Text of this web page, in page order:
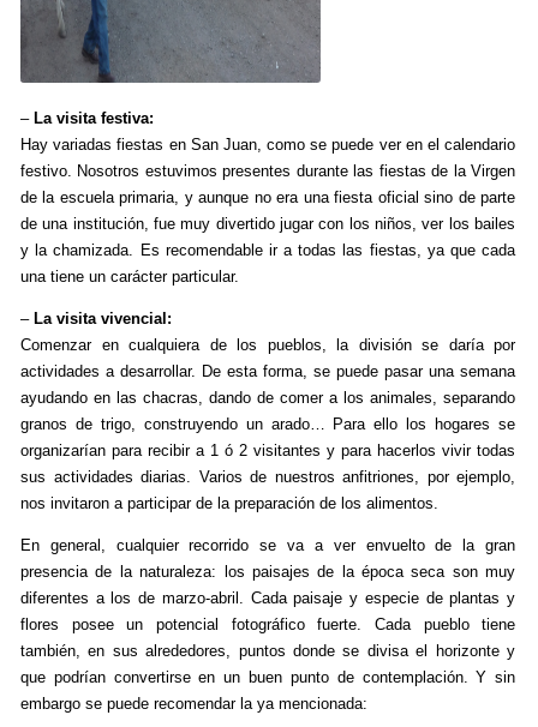
– La visita festiva:
Hay variadas fiestas en San Juan, como se puede ver en el calendario
festivo. Nosotros estuvimos presentes durante las fiestas de la Virgen
de la escuela primaria, y aunque no era una fiesta oficial sino de parte
de una institución, fue muy divertido jugar con los niños, ver los bailes
y la chamizada. Es recomendable ir a todas las fiestas, ya que cada
una tiene un carácter particular.
– La visita vivencial:
Comenzar en cualquiera de los pueblos, la división se daría por
actividades a desarrollar. De esta forma, se puede pasar una semana
ayudando en las chacras, dando de comer a los animales, separando
granos de trigo, construyendo un arado… Para ello los hogares se
organizarían para recibir a 1 ó 2 visitantes y para hacerlos vivir todas
sus actividades diarias. Varios de nuestros anfitriones, por ejemplo,
nos invitaron a participar de la preparación de los alimentos.
En general, cualquier recorrido se va a ver envuelto de la gran
presencia de la naturaleza: los paisajes de la época seca son muy
diferentes a los de marzo-abril. Cada paisaje y especie de plantas y
flores posee un potencial fotográfico fuerte. Cada pueblo tiene
también, en sus alrededores, puntos donde se divisa el horizonte y
que podrían convertirse en un buen punto de contemplación. Y sin
embargo se puede recomendar la ya mencionada: